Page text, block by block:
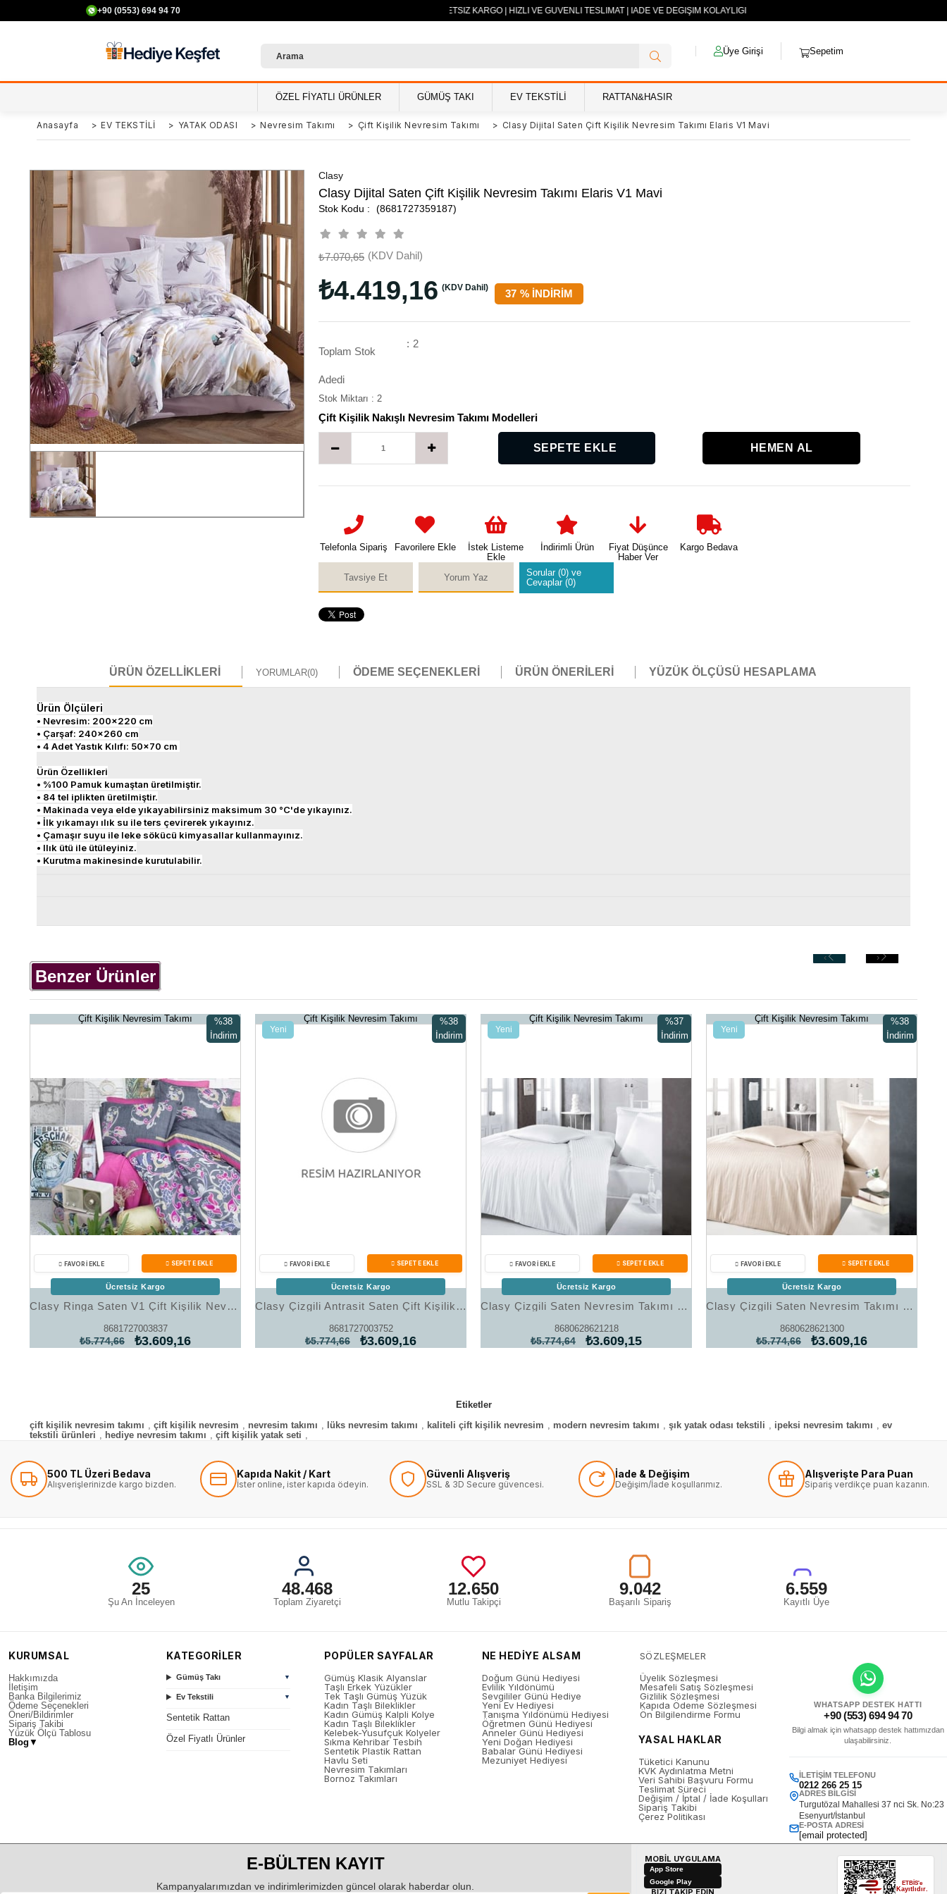
+90 (0553) 694 94 70 500 TL VE ÜZERİ ÜCRETSİZ KARGO | HIZLI VE GÜVENLİ TESLİMAT | İADE VE DEĞİŞİM KOLAYLIĞI
Üye Girişi Sepetim
ÖZEL FİYATLI ÜRÜNLER GÜMÜŞ TAKI EV TEKSTİLİ RATTAN&HASIR
Anasayfa > EV TEKSTİLİ > YATAK ODASI > Nevresim Takımı > Çift Kişilik Nevresim Takımı > Clasy Dijital Saten Çift Kişilik Nevresim Takımı Elaris V1 Mavi
Clasy
Clasy Dijital Saten Çift Kişilik Nevresim Takımı Elaris V1 Mavi
(8681727359187)
%
37 İNDIRIM
₺7.070,65 (KDV Dahil)
₺4.419,16 (KDV Dahil)
Toplam Stok
Adedi
: 2
Stok Miktarı : 2
Çift Kişilik Nakışlı Nevresim Takımı Modelleri
Telefonla Sipariş Favorilere Ekle
İstek Listeme
Ekle
İndirimli Ürün
Fiyat Düşünce
Haber Ver
Kargo Bedava
Tavsiye Et Yorum Yaz
Sorular (0) ve
Cevaplar (0)
ÜRÜN ÖZELLIKLERI YORUMLAR(0) ÖDEME SEÇENEKLERI ÜRÜN ÖNERILERI YÜZÜK ÖLÇÜSÜ HESAPLAMA
Ürün Ölçüleri
• Nevresim: 200x220 cm
• Çarşaf: 240x260 cm
• 4 Adet Yastık Kılıfı: 50x70 cm
Ürün Özellikleri
• %100 Pamuk kumaştan üretilmiştir.
• 84 tel iplikten üretilmiştir.
• Makinada veya elde yıkayabilirsiniz maksimum 30 °C'de yıkayınız.
• İlk yıkamayı ılık su ile ters çevirerek yıkayınız.
• Çamaşır suyu ile leke sökücü kimyasallar kullanmayınız.
• Ilık ütü ile ütüleyiniz.
• Kurutma makinesinde kurutulabilir.
Benzer Ürünler
Çift Kişilik Nevresim Takımı
Clasy Ringa Saten V1 Çift Kişilik Nevresim Takımı
8681727003837
₺3.609,16
₺5.774,66
%38
İndirim
Ücretsiz Kargo
Çift Kişilik Nevresim Takımı
Clasy Çizgili Antrasit Saten Çift Kişilik Nevresim Takımı
8681727003752
₺3.609,16
₺5.774,66
%38
İndirim
Ücretsiz Kargo
Yeni
Çift Kişilik Nevresim Takımı
Clasy Çizgili Saten Nevresim Takımı Çift Kişilik Beyaz
8680628621218
₺3.609,15
₺5.774,64
%37
İndirim
Ücretsiz Kargo
Yeni
Çift Kişilik Nevresim Takımı
Clasy Çizgili Saten Nevresim Takımı Çift Kişilik Cappuccino
8680628621300
₺3.609,16
₺5.774,66
%38
İndirim
Ücretsiz Kargo
Yeni
‹ ›
Etiketler
çift kişilik nevresim takımı , çift kişilik nevresim , nevresim takımı , lüks nevresim takımı , kaliteli çift kişilik nevresim , modern nevresim takımı , şık yatak odası tekstili , ipeksi nevresim takımı , ev
tekstili ürünleri , hediye nevresim takımı , çift kişilik yatak seti ,
500 TL Üzeri Bedava
Alışverişlerinizde kargo bizden.
Kapıda Nakit / Kart
İster online, ister kapıda ödeyin.
Güvenli Alışveriş
SSL & 3D Secure güvencesi.
İade & Değişim
Değişim/İade koşullarımız.
Alışverişte Para Puan
Sipariş verdikçe puan kazanın.
25
Şu An İnceleyen
48.468
Toplam Ziyaretçi
12.650
Mutlu Takipçi
9.042
Başarılı Sipariş
6.559
Kayıtlı Üye
KURUMSAL
Hakkımızda
İletişim
Banka Bilgilerimiz
Ödeme Seçenekleri
Öneri/Bildirimler
Sipariş Takibi
Yüzük Ölçü Tablosu
Blog ▼
KATEGORİLER
Gümüş Takı ▼
Ev Tekstili ▼
Sentetik Rattan
Özel Fiyatlı Ürünler
POPÜLER SAYFALAR
Gümüş Klasik Alyanslar
Taşlı Erkek Yüzükler
Tek Taşlı Gümüş Yüzük
Kadın Taşlı Bileklikler
Kadın Gümüş Kalpli Kolye
Kadın Taşlı Bileklikler
Kelebek-Yusufçuk Kolyeler
Sıkma Kehribar Tesbih
Sentetik Plastik Rattan
Havlu Seti
Nevresim Takımları
Bornoz Takımları
NE HEDİYE ALSAM
Doğum Günü Hediyesi
Evlilik Yıldönümü
Sevgililer Günü Hediye
Yeni Ev Hediyesi
Tanışma Yıldönümü Hediyesi
Öğretmen Günü Hediyesi
Anneler Günü Hediyesi
Yeni Doğan Hediyesi
Babalar Günü Hediyesi
Mezuniyet Hediyesi
SÖZLEŞMELER
Üyelik Sözleşmesi
Mesafeli Satış Sözleşmesi
Gizlilik Sözleşmesi
Kapıda Ödeme Sözleşmesi
Ön Bilgilendirme Formu
YASAL HAKLAR
Tüketici Kanunu
KVK Aydınlatma Metni
Veri Sahibi Başvuru Formu
Teslimat Süreci
Değişim / İptal / İade Koşulları
Sipariş Takibi
Çerez Politikası
WHATSAPP DESTEK HATTI
+90 (553) 694 94 70
Bilgi almak için whatsapp destek hattımızdan
ulaşabilirsiniz.
İLETIŞIM TELEFONU
0212 266 25 15
ADRES BILGISI
Turgutözal Mahallesi 37 nci Sk. No:23
Esenyurt/İstanbul
E-POSTA ADRESI
[email protected]
E-BÜLTEN KAYIT
Kampanyalarımızdan ve indirimlerimizden güncel olarak haberdar olun.
MOBİL UYGULAMA
App Store
Google Play
BİZİ TAKİP EDİN
ETBİS'e
Kayıtlıdır.